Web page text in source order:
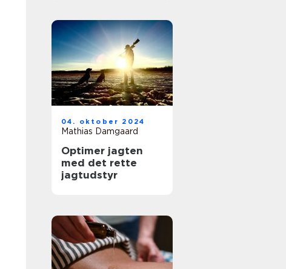
04. oktober 2024
Mathias Damgaard
Optimer jagten
med det rette
jagtudstyr